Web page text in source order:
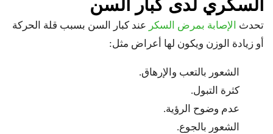
السكري لدى كبار السن
تحدث الإصابة بمرض السكر عند كبار السن بسبب قلة الحركة
أو زيادة الوزن ويكون لها أعراض مثل:
الشعور بالتعب والإرهاق.
كثرة التبول.
عدم وضوح الرؤية.
الشعور بالجوع.